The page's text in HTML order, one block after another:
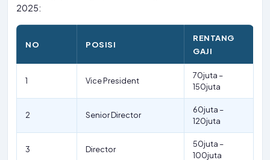
2025:
NO POSISI
RENTANG
GAJI
1 Vice President
70juta –
150juta
2 Senior Director
60juta –
120juta
3 Director
50juta –
100juta